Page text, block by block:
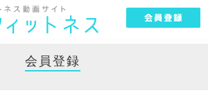
会員登録
会員登録